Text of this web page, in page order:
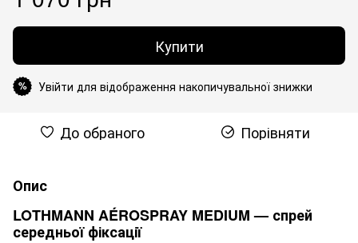
Купити
% Увійти для відображення накопичувальної знижки
До обраного Порівняти
Опис
LOTHMANN AÉROSPRAY MEDIUM — спрей
середньої фіксації